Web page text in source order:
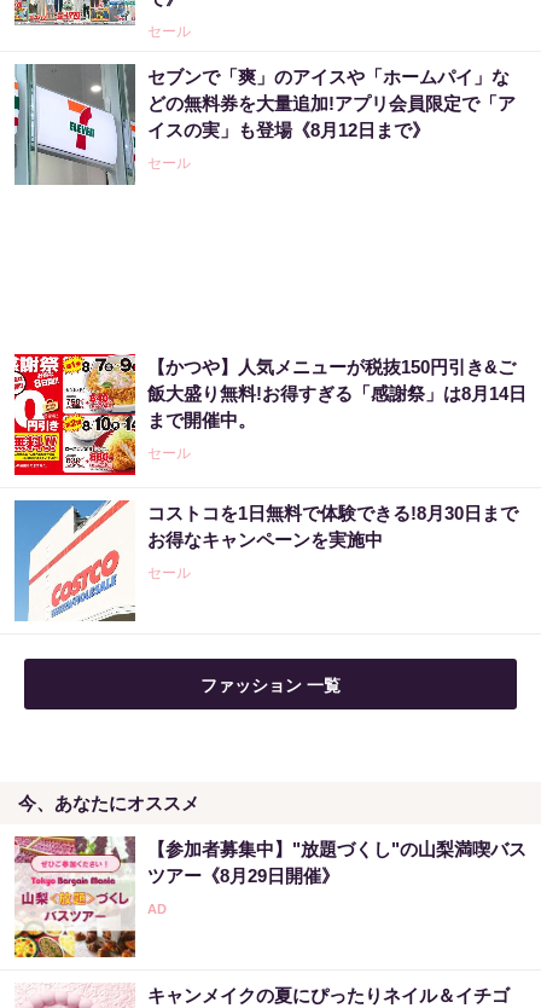
【昭和43年以前生まれはロト６この数字を買
うべき】6つの数字が「完全一致」する方...
PR（株式会社MURA）
宝くじ当選者「〇〇をやらずに買うのはもっ
たいない」
PR（合同会社デジタルファーム ）
８月のロト6はこの方法で買え!!６つの数字が
『完全一致』する方法
PR（株式会社MURA）
セール
セブンで「爽」のアイスや「ホームパイ」な
どの無料券を大量追加!アプリ会員限定で「ア
イスの実」も登場《8月12日まで》
セール
【かつや】人気メニューが税抜150円引き&ご
飯大盛り無料!お得すぎる「感謝祭」は8月14日
まで開催中。
セール
コストコを1日無料で体験できる!8月30日まで
お得なキャンペーンを実施中
セール
ファッション 一覧
今、あなたにオススメ
【参加者募集中】"放題づくし"の山梨満喫バス
ツアー《8月29日開催》
キャンメイクの夏にぴったりネイル＆イチゴ